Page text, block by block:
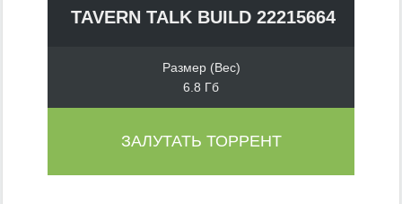
TAVERN TALK BUILD 22215664
Размер (Вес)
6.8 Гб
ЗАЛУТАТЬ ТОРРЕНТ